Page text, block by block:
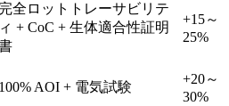
完全ロットトレーサビリテ
ィ + CoC + 生体適合性証明
+15～
25%
100% AOI + 電気試験
+20～
30%